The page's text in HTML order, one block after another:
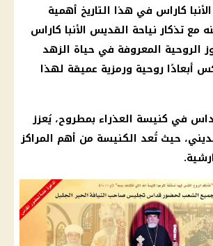
كاراس في هذا التاريخ أهمية
مع تذكار نياحة القديس الأنبا كاراس
الروحية المعروفة في حياة الزهد
أبعادًا روحية ورمزية عميقة لهذا
في كنيسة العذراء بمطروح، يُعزز
حيث تُعد الكنيسة من أهم المراكز